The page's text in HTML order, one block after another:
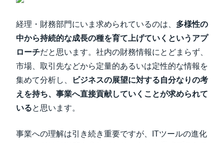
経理・財務部門にいま求められているのは、 多様性の
中から持続的な成長の種を育て上げていくというアプ
ローチだと思います。社内の財務情報にとどまらず、
市場、取引先などから定量的あるいは定性的な情報を
集めて分析し、
ビジネスの展望に対する自分なりの考
えを持ち、事業へ直接貢献していくことが求められて
いると思います。
事業への理解は引き続き重要ですが、ITツールの進化